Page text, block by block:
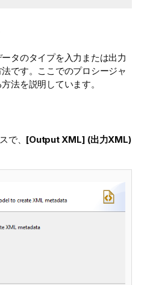
タのタイプを入力または出力
です。ここでのプロシージャ
法を説明しています。
で、 [Output XML] (出力XML)